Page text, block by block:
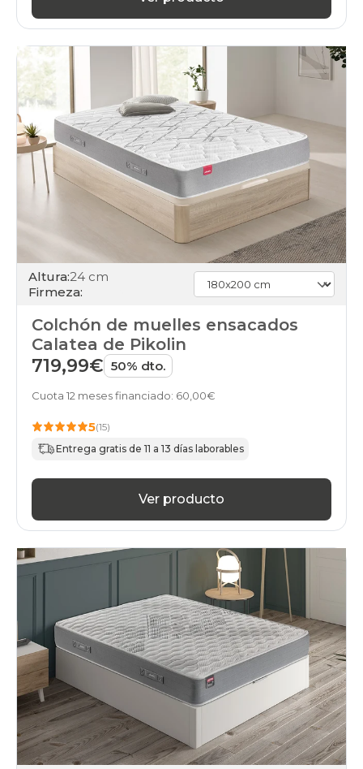
Altura:24 cm
Firmeza:
Colchón de muelles ensacados
Calatea de Pikolin
719,99€ 50% dto.
Cuota 12 meses financiado: 60,00€
5(15)
Entrega gratis de 11 a 13 días laborables
Ver producto